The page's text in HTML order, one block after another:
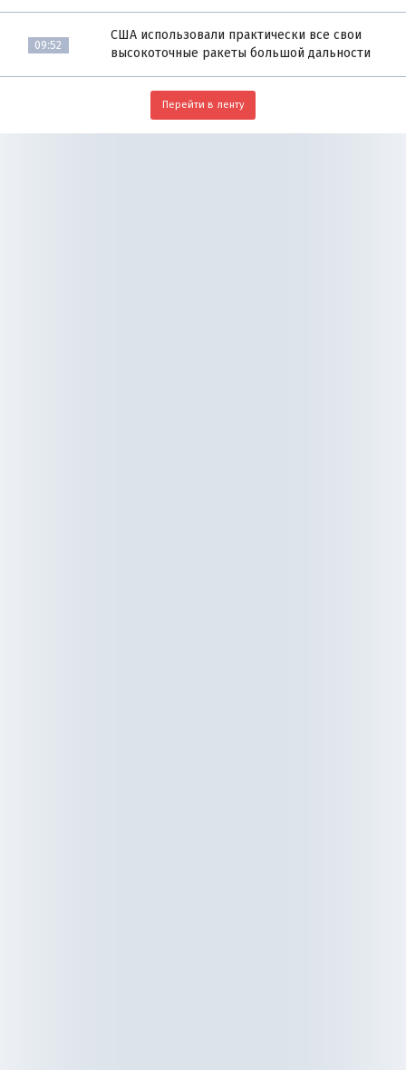
09:52
США использовали практически все свои
высокоточные ракеты большой дальности
Перейти в ленту